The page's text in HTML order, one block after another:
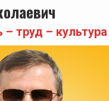
mail
труд – культура